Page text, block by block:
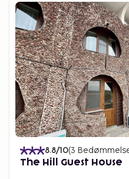
8.8/10(3
The Hill Guest House